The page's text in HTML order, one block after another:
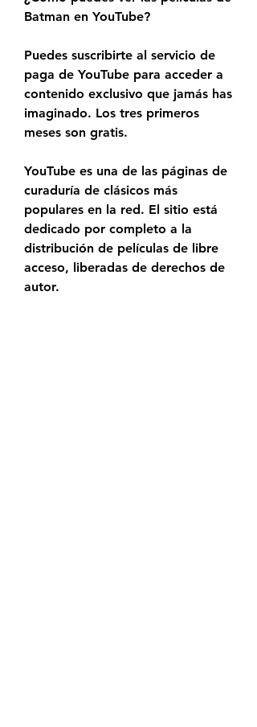
Batman en YouTube?
Puedes suscribirte al servicio de
paga de YouTube para acceder a
contenido exclusivo que jamás has
imaginado. Los tres primeros
meses son gratis.
YouTube es una de las páginas de
curaduría de clásicos más
populares en la red. El sitio está
dedicado por completo a la
distribución de películas de libre
acceso, liberadas de derechos de
autor.